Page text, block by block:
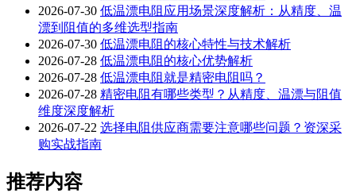
2026-07-30 低温漂电阻应用场景深度解析：从精度、温
漂到阻值的多维选型指南
2026-07-30 低温漂电阻的核心特性与技术解析
2026-07-28 低温漂电阻的核心优势解析
2026-07-28 低温漂电阻就是精密电阻吗？
2026-07-28 精密电阻有哪些类型？从精度、温漂与阻值
维度深度解析
2026-07-22 选择电阻供应商需要注意哪些问题？资深采
购实战指南
推荐内容